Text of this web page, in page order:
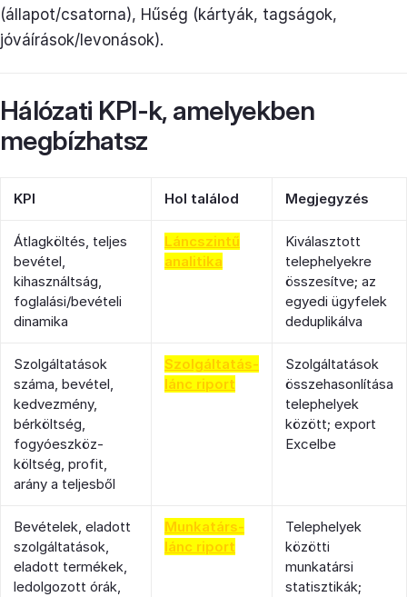
(állapot/csatorna), Hűség (kártyák, tagságok,
jóváírások/levonások).
Hálózati KPI-k, amelyekben
megbízhatsz
KPI Hol találod Megjegyzés
Átlagköltés, teljes
bevétel,
kihasználtság,
foglalási/bevételi
dinamika
Láncszintű
analitika
Kiválasztott
telephelyekre
összesítve; az
egyedi ügyfelek
deduplikálva
Szolgáltatások
száma, bevétel,
kedvezmény,
bérköltség,
fogyóeszköz-
költség, profit,
arány a teljesből
Szolgáltatás-
lánc riport
Szolgáltatások
összehasonlítása
telephelyek
között; export
Excelbe
Bevételek, eladott
szolgáltatások,
eladott termékek,
ledolgozott órák,
Munkatárs-
lánc riport
Telephelyek
közötti
munkatársi
statisztikák;